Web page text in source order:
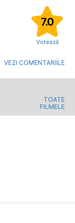
7.0
Votează
VEZI COMENTARIILE
TOATE
FILMELE